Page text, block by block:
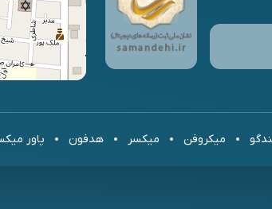
میکروفن میکسر هدفون پاور